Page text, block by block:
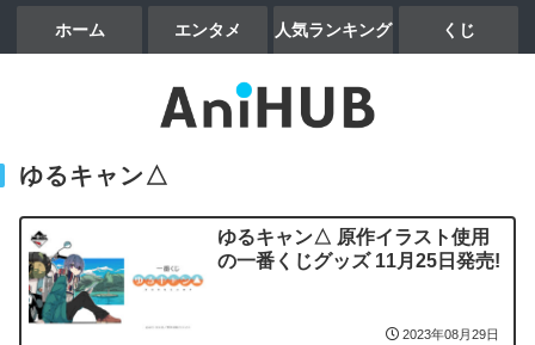
ホーム エンタメ 人気ランキング くじ
ゆるキャン△
ゆるキャン△ 原作イラスト使用
の一番くじグッズ 11月25日発売!
2023年08月29日